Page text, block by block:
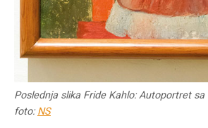
Poslednja slika Fride Kahlo: Autoportret
foto: NS